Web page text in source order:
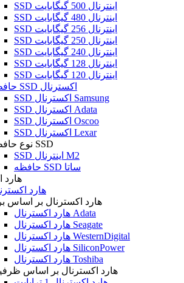
SSD اینترنال 500 گیگابایت
SSD اینترنال 480 گیگابایت
SSD اینترنال 256 گیگابایت
SSD اینترنال 250 گیگابایت
SSD اینترنال 240 گیگابایت
SSD اینترنال 128 گیگابایت
SSD اینترنال 120 گیگابایت
حافظه SSD اکسترنال
SSD اکسترنال Samsung
SSD اکسترنال Adata
SSD اکسترنال Oscoo
SSD اکسترنال Lexar
نوع حافظه SSD
SSD اینترنال M2
حافظه SSD ساتا
هارد
هارد
هارد اکسترنال بر اساس
هارد اکسترنال Adata
هارد اکسترنال Seagate
هارد اکسترنال WesternDigital
هارد اکسترنال SiliconPower
هارد اکسترنال Toshiba
هارد اکسترنال بر اساس